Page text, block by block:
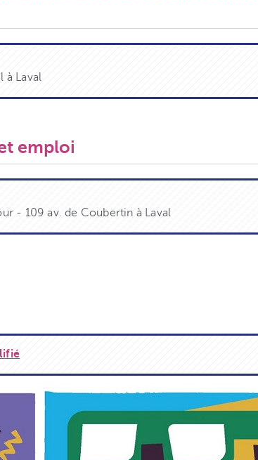
à Laval
emploi
- 109 av. de Coubertin à Laval